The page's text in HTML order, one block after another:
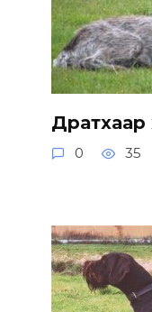
Дратхаар
0 35